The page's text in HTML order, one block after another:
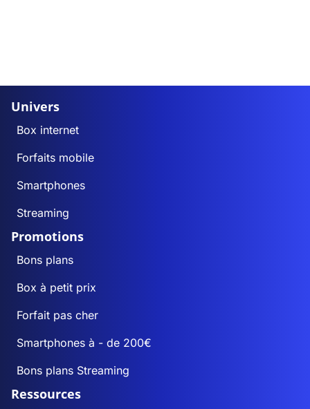
Univers
Box internet
Forfaits mobile
Smartphones
Streaming
Promotions
Bons plans
Box à petit prix
Forfait pas cher
Smartphones à - de 200€
Bons plans Streaming
Ressources